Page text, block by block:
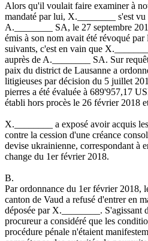
Alors qu'il voulait faire examiner à
mandaté par lui, X.________ s'est
A.________ SA, le 27 septembre
émis à son nom avait été révoqué
suivants, c'est en vain que
auprès de A.________ SA. Sur
paix du district de Lausanne a
litigieuses par décision du 5 juillet
pierres a été évaluée à 689'957,17
établi hors procès le 26 février 2018
X.________ a exposé avoir acquis
contre la cession d'une créance
devise ukrainienne, correspondant à
change du 1er février 2018.
B.
Par ordonnance du 1er février 2018,
canton de Vaud a refusé d'entrer en
déposée par X.________. S'agissant
procureur a considéré que les
procédure pénale n'étaient